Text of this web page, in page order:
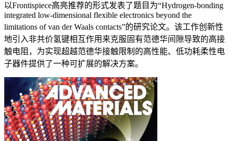
以Frontispiece高亮推荐的形式发表了题目为“Hydrogen-bonding
integrated low-dimensional flexible electronics beyond the
limitations of van der Waals contacts”的研究论文。该工作创新性
地引入非共价氢键相互作用来克服固有范德华间隙导致的高接
触电阻，为实现超越范德华接触限制的高性能、低功耗柔性电
子器件提供了一种可扩展的解决方案。